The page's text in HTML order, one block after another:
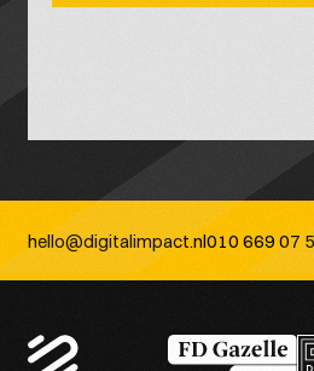
hello@digitalimpact.nl010 669 07